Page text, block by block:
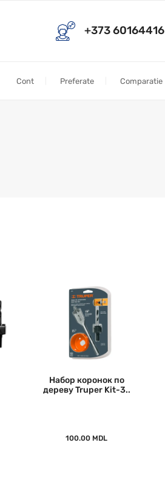
+373 60164416
Cont Preferate Comparatie
Набор коронок по
дереву Truper Kit-3..
100.00 MDL